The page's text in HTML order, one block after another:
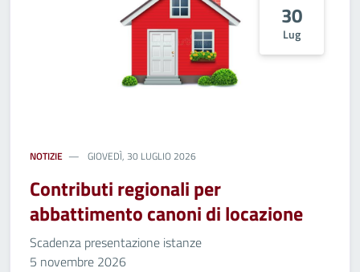
30
Lug
NOTIZIE GIOVEDÌ, 30 LUGLIO 2026
Contributi regionali per
abbattimento canoni di locazione
Scadenza presentazione istanze
5 novembre 2026